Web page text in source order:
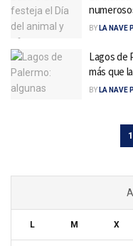
BY LA NAVE
Lagos de
más que
BY LA NAVE
1
L M X